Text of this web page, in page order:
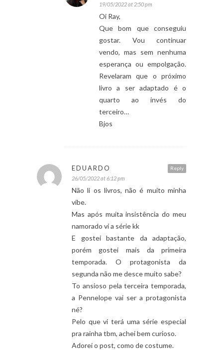
19/05/2022 at 2:50 pm
Oi Ray,
Que bom que conseguiu
gostar. Vou continuar
vendo, mas sem nenhuma
esperança ou empolgação.
Revelaram que o próximo
livro a ser adaptado é o
quarto ao invés do
terceiro…
Bjos
Reply
EDUARDO
26/05/2022 at 6:12 pm
Não li os livros, não é muito minha
vibe.
Mas após muita insistência do meu
namorado vi a série kk
E gostei bastante da adaptação,
porém gostei mais da primeira
temporada. O protagonista da
segunda não me desce muito sabe?
To ansioso pela terceira temporada,
a Pennelope vai ser a protagonista
né?
Pelo que vi terá uma série especial
pra rainha tbm, achei bem curioso.
Adorei o post, como de costume.